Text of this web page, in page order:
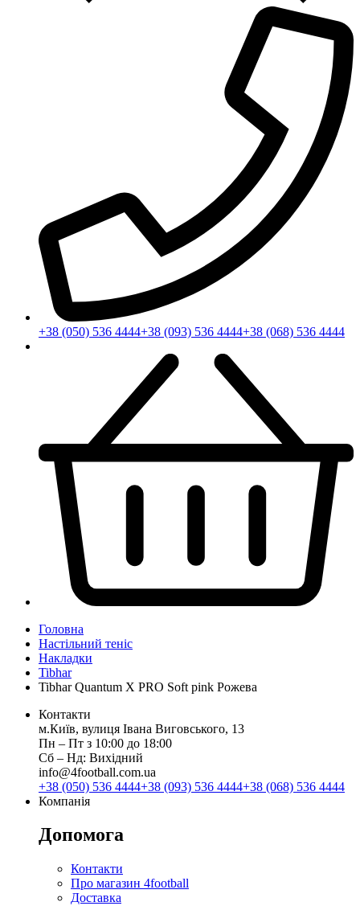
+38 (050) 536 4444+38 (093) 536 4444+38 (068) 536 4444
Головна
Настільний теніс
Накладки
Tibhar
Tibhar Quantum X PRO Soft pink Рожева
Контакти
м.Київ, вулиця Івана Виговського, 13
Пн ‒ Пт з 10:00 до 18:00
Сб ‒ Нд: Вихідний
info@4football.com.ua
+38 (050) 536 4444+38 (093) 536 4444+38 (068) 536 4444
Компанія
Допомога
Контакти
Про магазин 4football
Доставка